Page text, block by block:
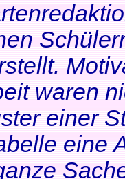
waren
einer
eine